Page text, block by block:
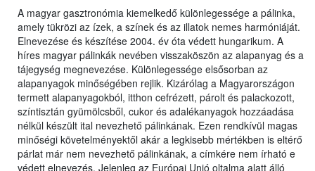
A magyar gasztronómia kiemelkedő különlegessége a pálinka,
amely tükrözi az ízek, a színek és az illatok nemes harmóniáját.
Elnevezése és készítése 2004. év óta védett hungarikum. A
híres magyar pálinkák nevében visszaköszön az alapanyag és a
tájegység megnevezése. Különlegessége elsősorban az
alapanyagok minőségében rejlik. Kizárólag a Magyarországon
termett alapanyagokból, itthon cefrézett, párolt és palackozott,
színtisztán gyümölcsből, cukor és adalékanyagok hozzáadása
nélkül készült ital nevezhető pálinkának. Ezen rendkívül magas
minőségi követelményektől akár a legkisebb mértékben is eltérő
párlat már nem nevezhető pálinkának, a címkére nem írható e
védett elnevezés. Jelenleg az Európai Unió oltalma alatt álló